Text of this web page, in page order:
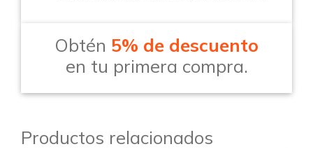
Obtén 5% de descuento
en tu primera compra.
Productos relacionados